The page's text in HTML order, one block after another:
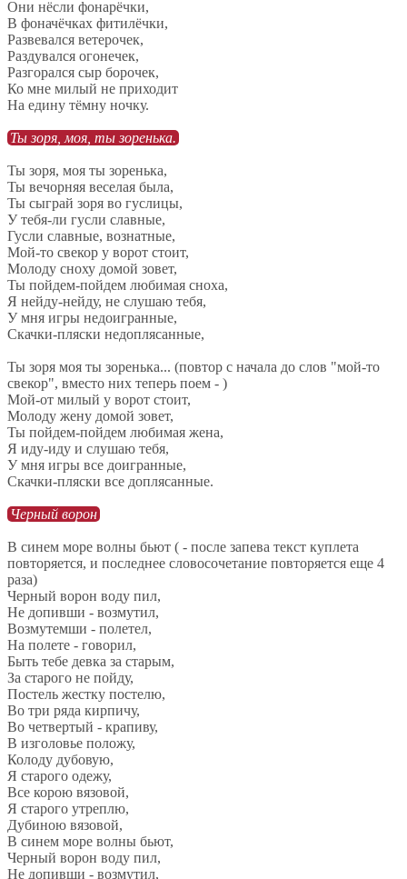
Они нёсли фонарёчки,
В фоначёчках фитилёчки,
Развевался ветерочек,
Раздувался огонечек,
Разгорался сыр борочек,
Ко мне милый не приходит
На едину тёмну ночку.
Ты зоря, моя, ты зоренька.
Ты зоря, моя ты зоренька,
Ты вечорняя веселая была,
Ты сыграй зоря во гуслицы,
У тебя-ли гусли славные,
Гусли славные, вознатные,
Мой-то свекор у ворот стоит,
Молоду сноху домой зовет,
Ты пойдем-пойдем любимая сноха,
Я нейду-нейду, не слушаю тебя,
У мня игры недоигранные,
Скачки-пляски недоплясанные,
Ты зоря моя ты зоренька... (повтор с начала до слов "мой-то
свекор", вместо них теперь поем - )
Мой-от милый у ворот стоит,
Молоду жену домой зовет,
Ты пойдем-пойдем любимая жена,
Я иду-иду и слушаю тебя,
У мня игры все доигранные,
Скачки-пляски все доплясанные.
Черный ворон
В синем море волны бьют ( - после запева текст куплета
повторяется, и последнее словосочетание повторяется еще 4
раза)
Черный ворон воду пил,
Не допивши - возмутил,
Возмутемши - полетел,
На полете - говорил,
Быть тебе девка за старым,
За старого не пойду,
Постель жестку постелю,
Во три ряда кирпичу,
Во четвертый - крапиву,
В изголовье положу,
Колоду дубовую,
Я старого одежу,
Все корою вязовой,
Я старого утреплю,
Дубиною вязовой,
В синем море волны бьют,
Черный ворон воду пил,
Не допивши - возмутил,